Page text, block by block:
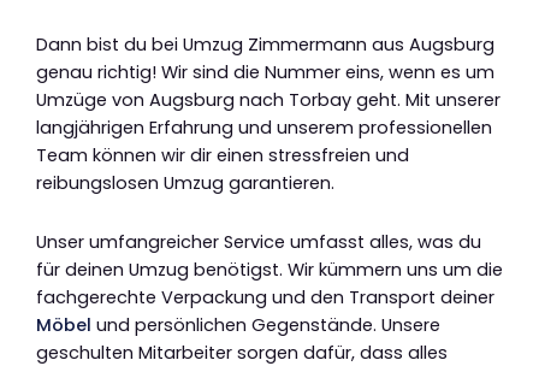
Dann bist du bei Umzug Zimmermann aus Augsburg
genau richtig! Wir sind die Nummer eins, wenn es um
Umzüge von Augsburg nach Torbay geht. Mit unserer
langjährigen Erfahrung und unserem professionellen
Team können wir dir einen stressfreien und
reibungslosen Umzug garantieren.
Unser umfangreicher Service umfasst alles, was du
für deinen Umzug benötigst. Wir kümmern uns um die
fachgerechte Verpackung und den Transport deiner
Möbel und persönlichen Gegenstände. Unsere
geschulten Mitarbeiter sorgen dafür, dass alles